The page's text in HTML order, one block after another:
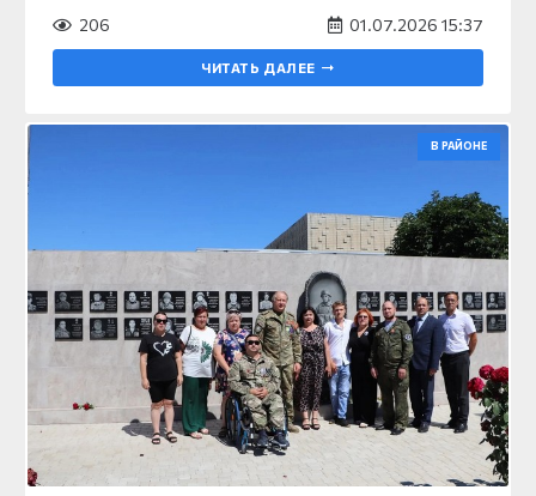
206
01.07.2026 15:37
ЧИТАТЬ ДАЛЕЕ
В РАЙОНЕ